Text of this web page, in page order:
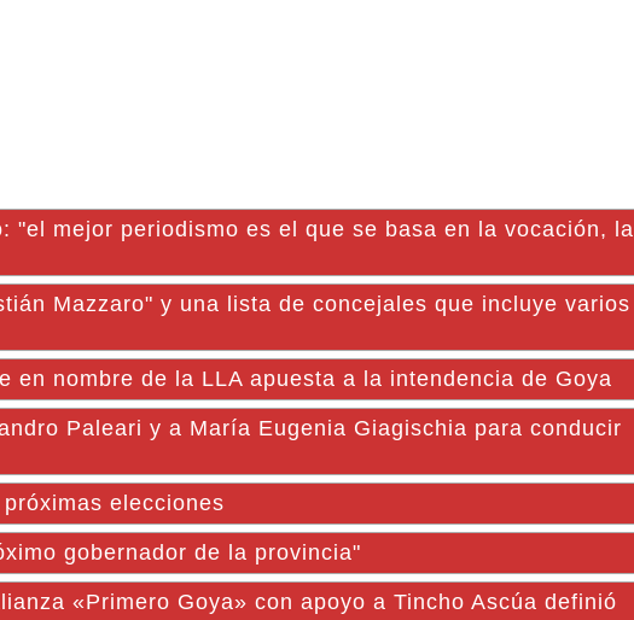
"el mejor periodismo es el que se basa en la vocación, la
Mazzaro" y una lista de concejales que incluye varios
en nombre de la LLA apuesta a la intendencia de Goya
Paleari y a María Eugenia Giagischia para conducir
elecciones
gobernador de la provincia"
«Primero Goya» con apoyo a Tincho Ascúa definió